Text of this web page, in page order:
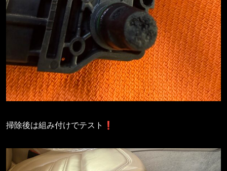
掃除後は組み付けでテスト❗️